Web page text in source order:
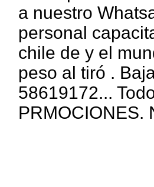
a nuestro
personal
chile de y el
peso al tiró .
58619172...
PRMOCIONES.